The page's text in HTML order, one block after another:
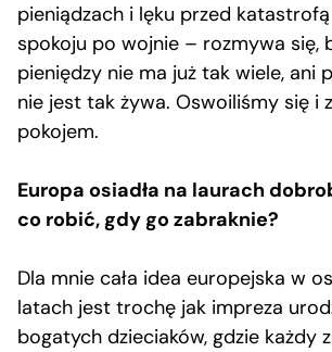
pieniądzach i lęku przed
spokoju po wojnie – rozmywa się,
pieniędzy nie ma już tak wiele, ani
nie jest tak żywa. Oswoiliśmy się i
pokojem.
Europa osiadła na laurach
co robić, gdy go zabraknie?
Dla mnie cała idea europejska w
latach jest trochę jak impreza
bogatych dzieciaków, gdzie każdy